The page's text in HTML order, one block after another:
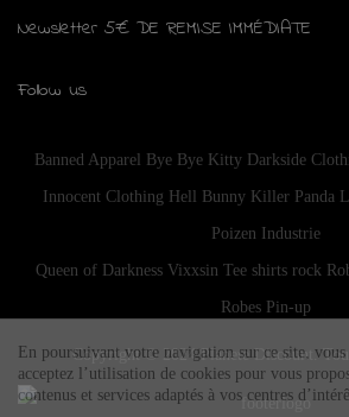
Newsletter 5€ DE REMISE IMMÉDIATE
Follow us
Banned Apparel Bye Bye Kitty Darkside
Innocent Clothing Hell Bunny Killer Panda
Poizen Industrie
Queen of Darkness Vixxsin Tee shirts rock
Robes Pin-up
Copyright © 2024Planete Discount .
En poursuivant votre navigation sur ce site, vous
acceptez l’utilisation de cookies pour vous
contenus et services adaptés à vos centres